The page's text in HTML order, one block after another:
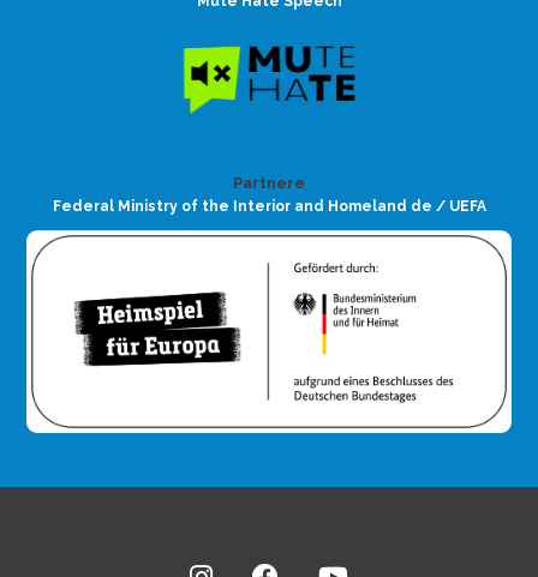
Partnere
Federal Ministry of the Interior and Homeland de / UEFA